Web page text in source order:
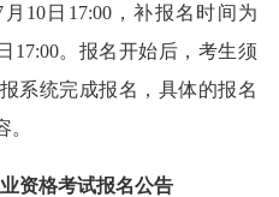
10日17:00，补报名时间为
17:00。报名开始后，考生须
系统完成报名，具体的报名
资格考试报名公告